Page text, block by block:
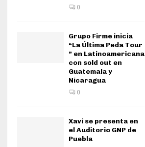
0
Grupo Firme inicia
“La Última Peda Tour
” en Latinoamericana
con sold out en
Guatemala y
Nicaragua
0
Xavi se presenta en
el Auditorio GNP de
Puebla